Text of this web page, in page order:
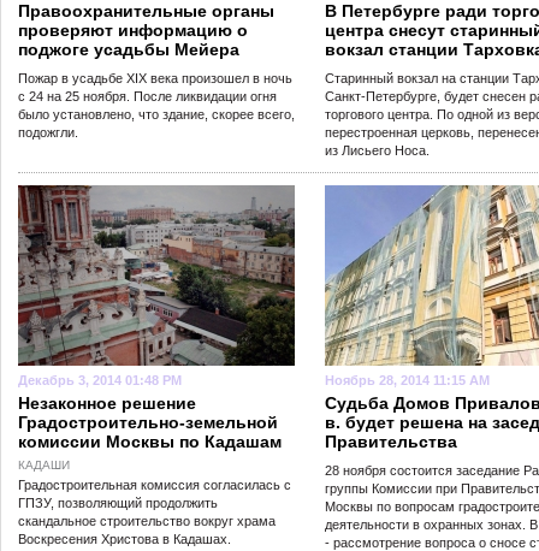
Правоохранительные органы
проверяют информацию о
поджоге усадьбы Мейера
Пожар в усадьбе XIX века произошел в ночь
с 24 на 25 ноября. После ликвидации огня
было установлено, что здание, скорее всего,
подожгли.
В Петербурге ради
центра снесут
вокзал станции
Старинный вокзал на станции
Санкт-Петербурге, будет снесен
торгового центра. По одной из
перестроенная церковь,
из Лисьего Носа.
Декабрь 3, 2014 01:48 PM
Незаконное решение
Градостроительно-земельной
комиссии Москвы по Кадашам
КАДАШИ
Градостроительная комиссия согласилась с
ГПЗУ, позволяющий продолжить
скандальное строительство вокруг храма
Воскресения Христова в Кадашах.
Ноябрь 28, 2014 11:15 AM
Судьба Домов
в. будет решена на
Правительства
28 ноября состоится заседание
группы Комиссии при
Москвы по вопросам
деятельности в охранных зонах.
- рассмотрение вопроса о сносе